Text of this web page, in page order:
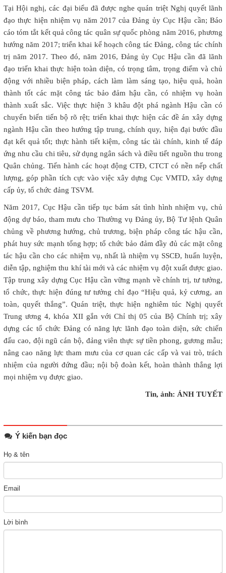
Tại Hội nghị, các đại biểu đã được nghe quán triệt Nghị quyết lãnh
đạo thực hiện nhiệm vụ năm 2017 của Đảng ủy Cục Hậu cần; Báo
cáo tóm tắt kết quả công tác quân sự quốc phòng năm 2016, phương
hướng năm 2017; triển khai kế hoạch công tác Đảng, công tác chính
trị năm 2017. Theo đó, năm 2016, Đảng ủy Cục Hậu cần đã lãnh
đạo triển khai thực hiện toàn diện, có trọng tâm, trọng điểm và chủ
động với nhiều biện pháp, cách làm làm sáng tạo, hiệu quả, hoàn
thành tốt các mặt công tác bảo đảm hậu cần, có nhiệm vụ hoàn
thành xuất sắc. Việc thực hiện 3 khâu đột phá ngành Hậu cần có
chuyển biến tiến bộ rõ rệt; triển khai thực hiện các đề án xây dựng
ngành Hậu cần theo hướng tập trung, chính quy, hiện đại bước đầu
đạt kết quả tốt; thực hành tiết kiệm, công tác tài chính, kinh tế đáp
ứng nhu cầu chi tiêu, sử dụng ngân sách và điều tiết nguồn thu trong
Quân chủng. Tiến hành các hoạt động CTĐ, CTCT có nền nếp chất
lượng, góp phần tích cực vào việc xây dựng Cục VMTD, xây dựng
cấp ủy, tổ chức đảng TSVM.
Năm 2017, Cục Hậu cần tiếp tục bám sát tình hình nhiệm vụ, chủ
động dự báo, tham mưu cho Thường vụ Đảng ủy, Bộ Tư lệnh Quân
chủng về phương hướng, chủ trương, biện pháp công tác hậu cần,
phát huy sức mạnh tổng hợp; tổ chức bảo đảm đầy đủ các mặt công
tác hậu cần cho các nhiệm vụ, nhất là nhiệm vụ SSCĐ, huấn luyện,
diễn tập, nghiệm thu khí tài mới và các nhiệm vụ đột xuất được giao.
Tập trung xây dựng Cục Hậu cần vững mạnh về chính trị, tư tưởng,
tổ chức, thực hiện đúng tư tưởng chỉ đạo “Hiệu quả, kỷ cương, an
toàn, quyết thắng”. Quán triệt, thực hiện nghiêm túc Nghị quyết
Trung ương 4, khóa XII gắn với Chỉ thị 05 của Bộ Chính trị; xây
dựng các tổ chức Đảng có năng lực lãnh đạo toàn diện, sức chiến
đấu cao, đội ngũ cán bộ, đảng viên thực sự tiền phong, gương mẫu;
nâng cao năng lực tham mưu của cơ quan các cấp và vai trò, trách
nhiệm của người đứng đầu; nội bộ đoàn kết, hoàn thành thắng lợi
mọi nhiệm vụ được giao.
Tin, ảnh: ÁNH TUYẾT
Ý kiến bạn đọc
Họ & tên
Email
Lời bình